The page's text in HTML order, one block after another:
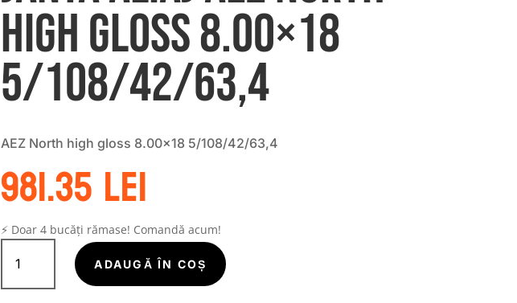
high gloss 8.00×18
5/108/42/63,4
AEZ North high gloss 8.00×18 5/108/42/63,4
981.35lei
⚡ Doar 4 bucăți rămase! Comandă acum!
Cantitate
Janta
aliaj
ADAUGĂ ÎN COȘ